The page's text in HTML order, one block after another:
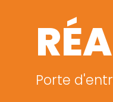
Porte